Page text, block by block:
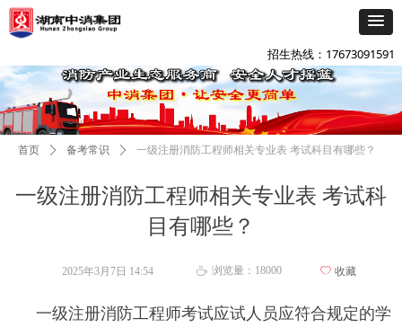
招生热线：17673091591
添加企微咨询
一级注册消防工程师相关专业表 考试科
目有哪些？
首页 ꄲ 备考常识 ꄲ 一级注册消防工程师相关专业表 考试科目有哪些？
一级注册消防工程师考试应试人员应符合规定的学
2025年3月7日 14:54 ꄘ 浏览量： 18000 ꄀ 收藏